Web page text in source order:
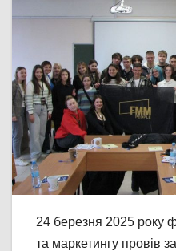
24 березня 2025 року
та маркетингу провів